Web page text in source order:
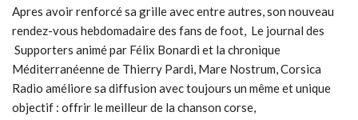
Apres avoir renforcé sa grille avec entre autres, son nouveau
rendez-vous hebdomadaire des fans de foot, Le journal des
Supporters animé par Félix Bonardi et la chronique
Méditerranéenne de Thierry Pardi, Mare Nostrum, Corsica
Radio améliore sa diffusion avec toujours un même et unique
objectif : offrir le meilleur de la chanson corse,